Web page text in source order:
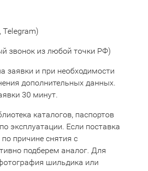
звонок из любой точки РФ)
заявки и при необходимости
дополнительных данных.
30 минут.
каталогов, паспортов
эксплуатации. Если поставка
причине снятия с
подберем аналог. Для
шильдика или